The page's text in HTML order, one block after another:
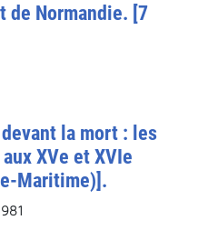
de Normandie. [7
la mort : les
XVe et XVIe
Maritime)].